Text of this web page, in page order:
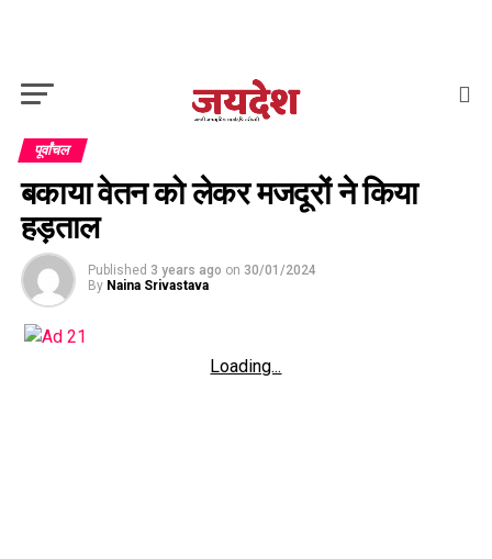
पूर्वांचल
बकाया वेतन को लेकर मजदूरों ने किया
हड़ताल
Published 3 years ago on 30/01/2024
By Naina Srivastava
Loading...